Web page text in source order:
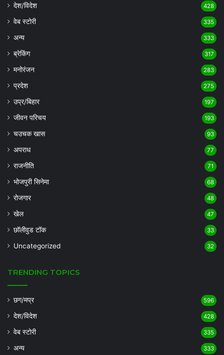
देश/विदेश 428
वेब स्टोरी 335
अन्य 333
ब्रेकिंग 317
मनोरंजन 283
प्रदेश 275
उप्र/बिहार 197
जीवन परिचय 193
चउचक खास 93
अपराध 77
राजनीति 71
भोजपुरी सिनेमा 68
रोजगार 48
खेल 47
छॉलीवुड टॉक 33
Uncategorized 32
TRENDING TOPICS
छग/मप्र 596
देश/विदेश 428
वेब स्टोरी 335
अन्य 333